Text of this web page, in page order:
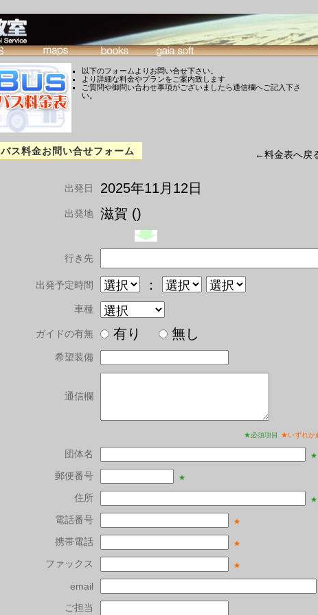
以下のフォームよりお問い合せ下さい。
より詳細な料金やプランをご案内致します
ご質問や御問い合わせ事項がございましたら通信欄へご記入下さ
い。
バス料金お問い合せフォーム ←料金表へ戻
出発日 2025年11月12日
出発地 滋賀 ()
行き先
出発予定時間 ：
車種
ガイドの有無 有り 無し
希望装備
通信欄
★必須項目 ★いずれか
団体名 ★
郵便番号 ★
住所 ★
電話番号 ★
携帯電話 ★
ファックス ★
email
ご担当